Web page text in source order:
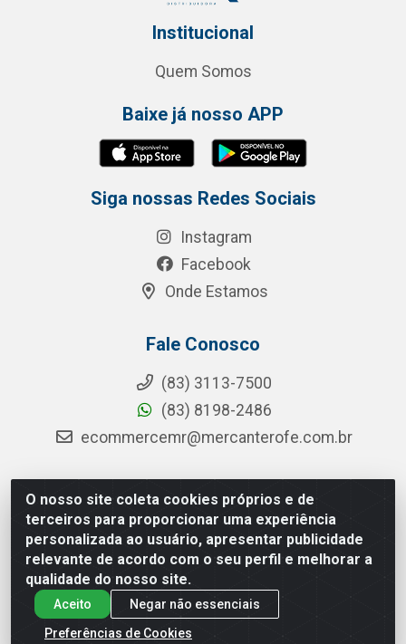
O nosso site coleta cookies próprios e de
terceiros para proporcionar uma experiência
personalizada ao usuário, apresentar publicidade
relevante de acordo com o seu perfil e melhorar a
qualidade do nosso site.
Aceito
Negar não essenciais
Preferências de Cookies
Institucional
Quem Somos
Baixe já nosso APP
Siga nossas Redes Sociais
Instagram
Facebook
Onde Estamos
Fale Conosco
(83) 3113-7500
(83) 8198-2486
ecommercemr@mercanterofe.com.br
MR Distribuidora - Rua Hortêncio Ribeiro de Luna, 3777 -
Distrito Industrial, João Pessoa/PB - CEP 58081-400 -
CNPJ 35.428.312/0001-85